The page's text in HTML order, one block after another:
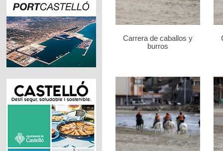
Carrera de caballos y
burros